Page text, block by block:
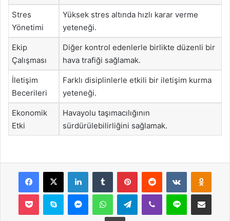
Stres
Yönetimi
Yüksek stres altında hızlı karar verme
yeteneği.
Ekip
Çalışması
Diğer kontrol edenlerle birlikte düzenli bir
hava trafiği sağlamak.
İletişim
Becerileri
Farklı disiplinlerle etkili bir iletişim kurma
yeteneği.
Ekonomik
Etki
Havayolu taşımacılığının
sürdürülebilirliğini sağlamak.
Facebook
X LinkedInTumblr PinterestReddit VKontakte
Pocket Skype MessengerWhatsAppTelegramViber Line E-Posta ile
Yazdır